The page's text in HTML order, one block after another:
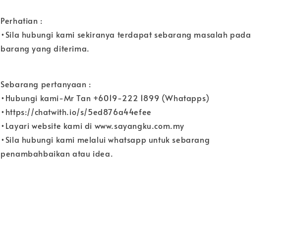
Perhatian :
•Sila hubungi kami sekiranya terdapat sebarang masalah pada
barang yang diterima.
Sebarang pertanyaan :
•Hubungi kami-Mr Tan +6019-222 1899 (Whatapps)
•https://chatwith.io/s/5ed876a44efee
•Layari website kami di www.sayangku.com.my
•Sila hubungi kami melalui whatsapp untuk sebarang
penambahbaikan atau idea.